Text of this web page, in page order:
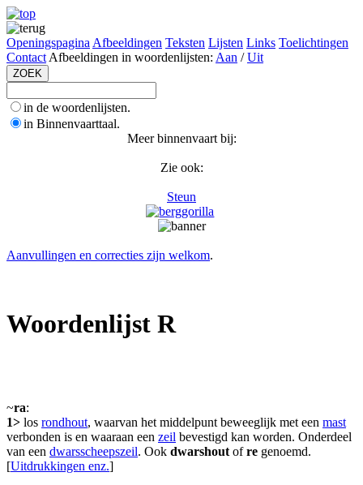
Openingspagina Afbeeldingen Teksten Lijsten Links Toelichtingen
Contact Afbeeldingen in woordenlijsten: Aan /Uit
in de woordenlijsten.
in Binnenvaarttaal.
Meer binnenvaart bij:
Zie ook:
Steun
Aanvullingen en correcties zijn welkom.
Woordenlijst R
~ra:
1> los rondhout, waarvan het middelpunt beweeglijk met een mast
verbonden is en waaraan een zeil bevestigd kan worden. Onderdeel
van een dwarsscheepszeil. Ook dwarshout ofre genoemd.
[Uitdrukkingen enz.]